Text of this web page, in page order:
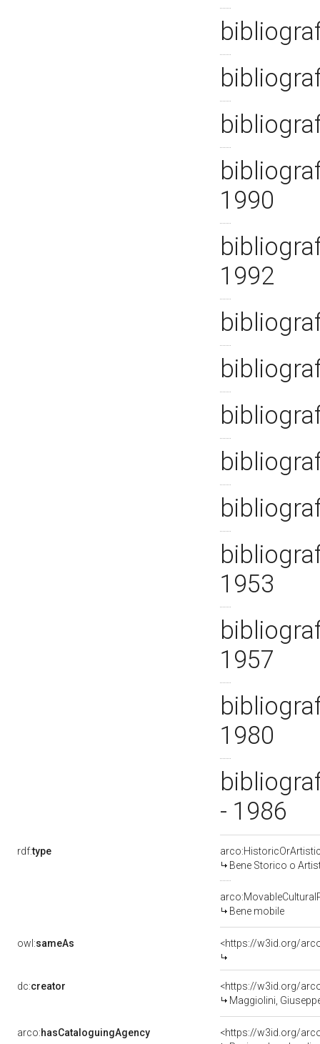
1990
1992
1953
1957
1980
- 1986
rdf:type
Bene Storico o
Bene mobile
owl:sameAs <https://w3id.org/
dc:creator
<https://w3id.org/
Maggiolini,
arco:hasCataloguingAgency
<https://w3id.org/